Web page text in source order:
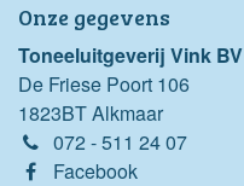
Onze gegevens
Toneeluitgeverij Vink BV
De Friese Poort 106
1823BT Alkmaar
072 - 511 24 07
Facebook